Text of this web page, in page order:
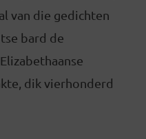
van die gedichten
bard de
dik vierhonderd